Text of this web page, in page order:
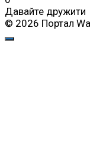
Давайте дружити
© 2026 Портал